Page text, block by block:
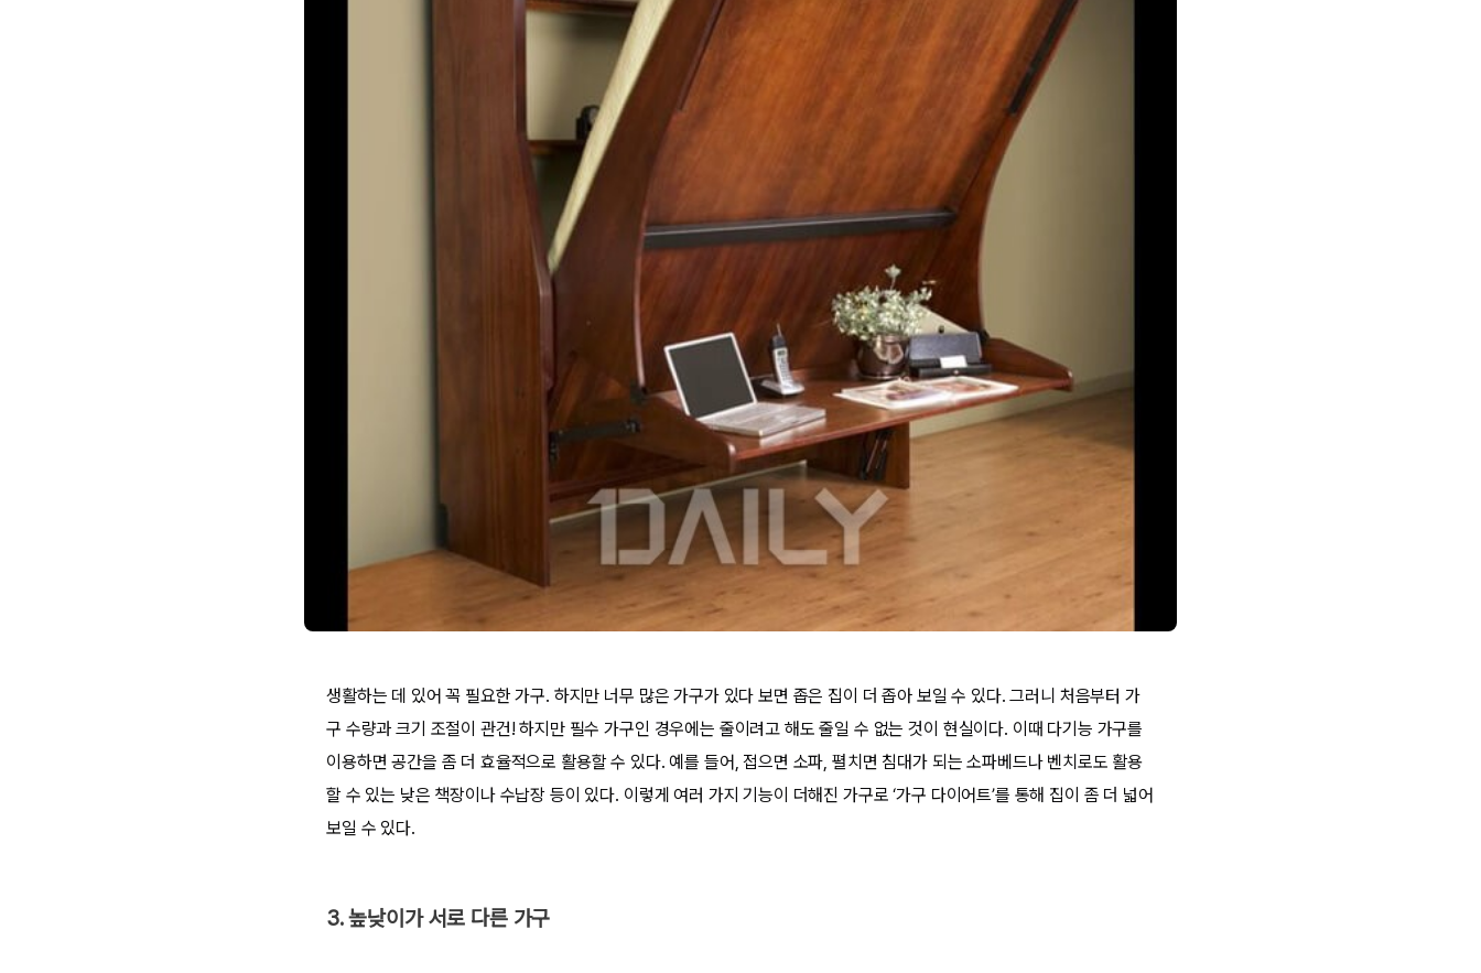
생활하는 데 있어 꼭 필요한 가구. 하지만 너무 많은 가구가 있다 보면 좁은 집이 더 좁아 보일 수 있다. 그러니 처음부터 가
구 수량과 크기 조절이 관건! 하지만 필수 가구인 경우에는 줄이려고 해도 줄일 수 없는 것이 현실이다. 이때 다기능 가구를
이용하면 공간을 좀 더 효율적으로 활용할 수 있다. 예를 들어, 접으면 소파, 펼치면 침대가 되는 소파베드나 벤치로도 활용
할 수 있는 낮은 책장이나 수납장 등이 있다. 이렇게 여러 가지 기능이 더해진 가구로 ‘가구 다이어트’를 통해 집이 좀 더 넓어
보일 수 있다.
3. 높낮이가 서로 다른 가구